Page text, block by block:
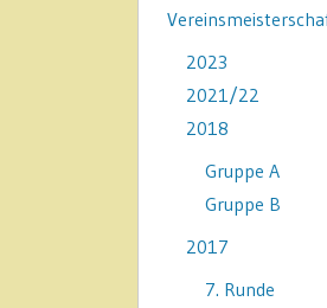
2023
2021/22
2018
Gruppe A
Gruppe B
2017
7. Runde